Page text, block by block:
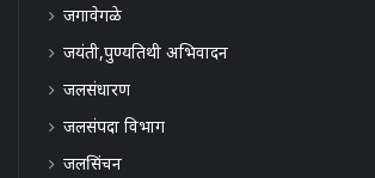
जगावेगळे
जयंती,पुण्यतिथी अभिवादन
जलसंधारण
जलसंपदा विभाग
जलसिंचन